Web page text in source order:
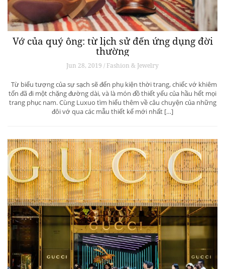
Vớ của quý ông: từ lịch sử đến ứng dụng đời
thường
Jun 28, 2019 / Fashion & Jewelry
Từ biểu tượng của sự sạch sẽ đến phụ kiện thời trang, chiếc vớ khiêm
tốn đã đi một chặng đường dài, và là món đồ thiết yếu của hầu hết mọi
trang phục nam. Cùng Luxuo tìm hiểu thêm về câu chuyện của những
đôi vớ qua các mẫu thiết kế mới nhất […]